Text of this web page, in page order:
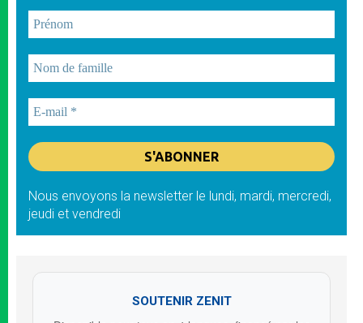
Nous envoyons la newsletter le lundi, mardi, mercredi,
jeudi et vendredi
SOUTENIR ZENIT